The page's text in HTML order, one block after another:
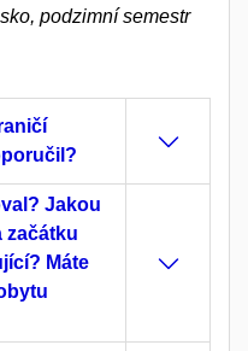
podzimní semestr
Jakou
začátku
Máte